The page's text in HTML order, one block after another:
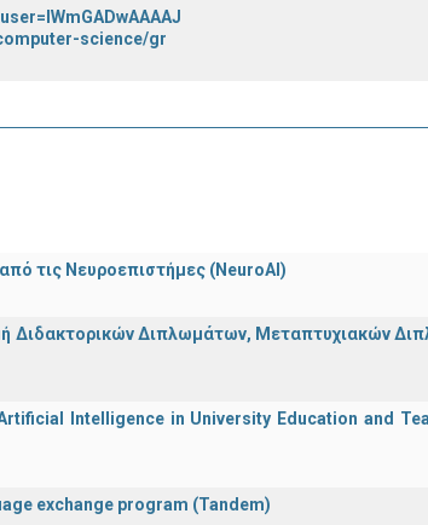
science/gr
τις Νευροεπιστήμες (NeuroAI)
Διδακτορικών Διπλωμάτων, Μεταπτυχιακών
Artificial Intelligence in University Education and
exchange program (Tandem)